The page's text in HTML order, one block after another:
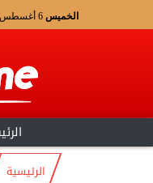
الخميس
الرئيسية